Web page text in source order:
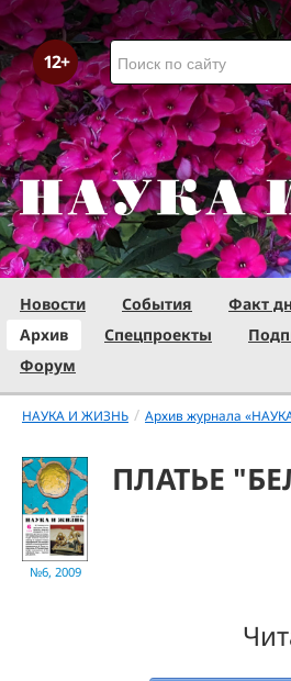
Новости События Факт
Архив
Спецпроекты
Форум
НАУКА И ЖИЗНЬ / Архив журнала
№6, 2009
ПЛАТЬЕ